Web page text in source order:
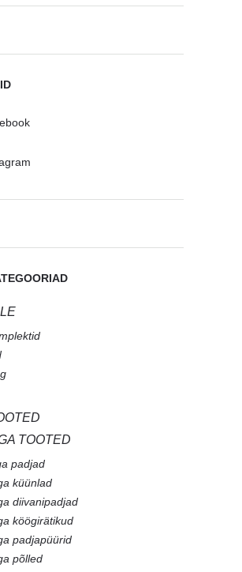
TOOTED
padjad
küünlad
diivanipadjad
köögirätikud
padjapüürid
põlled